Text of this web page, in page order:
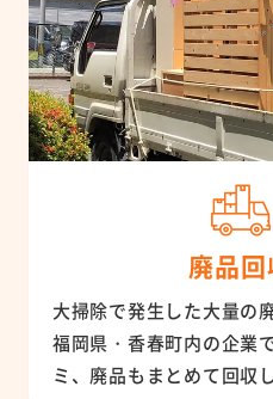
廃品回
大掃除で発生した大量の
福岡県・香春町内の企業
ミ、廃品もまとめて回収